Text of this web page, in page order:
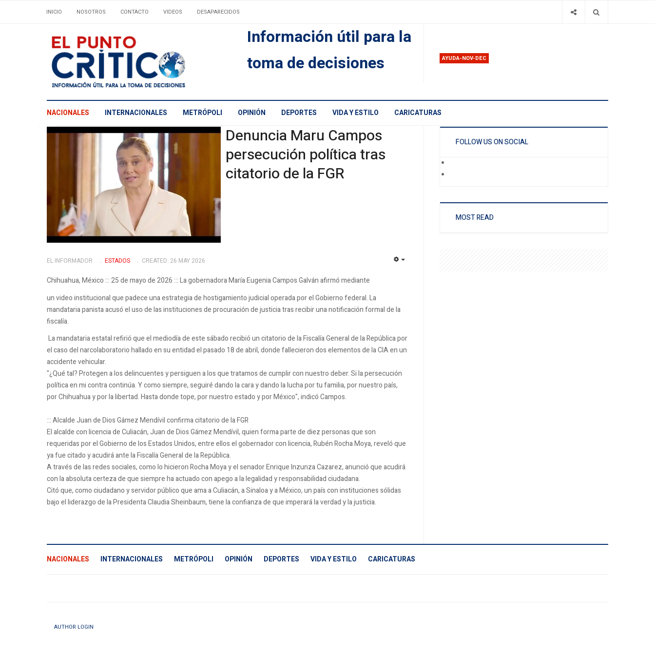
INICIO NOSOTROS CONTACTO VIDEOS DESAPARECIDOS
Información útil para la
toma de decisiones
AYUDA-NOV-DEC
NACIONALES INTERNACIONALES METRÓPOLI OPINIÓN DEPORTES VIDA Y ESTILO CARICATURAS
Denuncia Maru Campos
persecución política tras
citatorio de la FGR
EL INFORMADOR ESTADOS CREATED: 26 MAY 2026
Chihuahua, México ::: 25 de mayo de 2026 ::: La gobernadora María Eugenia Campos Galván afirmó mediante
un video institucional que padece una estrategia de hostigamiento judicial operada por el Gobierno federal. La
mandataria panista acusó el uso de las instituciones de procuración de justicia tras recibir una notificación formal de la
fiscalía.
La mandataria estatal refirió que el mediodía de este sábado recibió un citatorio de la Fiscalía General de la República por
el caso del narcolaboratorio hallado en su entidad el pasado 18 de abril, donde fallecieron dos elementos de la CIA en un
accidente vehicular.
"¿Qué tal? Protegen a los delincuentes y persiguen a los que tratamos de cumplir con nuestro deber. Si la persecución
política en mi contra continúa. Y como siempre, seguiré dando la cara y dando la lucha por tu familia, por nuestro país,
por Chihuahua y por la libertad. Hasta donde tope, por nuestro estado y por México", indicó Campos.
::: Alcalde Juan de Dios Gámez Mendívil confirma citatorio de la FGR
El alcalde con licencia de Culiacán, Juan de Dios Gámez Mendívil, quien forma parte de diez personas que son
requeridas por el Gobierno de los Estados Unidos, entre ellos el gobernador con licencia, Rubén Rocha Moya, reveló que
ya fue citado y acudirá ante la Fiscalía General de la República.
A través de las redes sociales, como lo hicieron Rocha Moya y el senador Enrique Inzunza Cazarez, anunció que acudirá
con la absoluta certeza de que siempre ha actuado con apego a la legalidad y responsabilidad ciudadana.
Citó que, como ciudadano y servidor público que ama a Culiacán, a Sinaloa y a México, un país con instituciones sólidas
bajo el liderazgo de la Presidenta Claudia Sheinbaum, tiene la confianza de que imperará la verdad y la justicia.
FOLLOW US ON SOCIAL
MOST READ
NACIONALES INTERNACIONALES METRÓPOLI OPINIÓN DEPORTES VIDA Y ESTILO CARICATURAS
AUTHOR LOGIN